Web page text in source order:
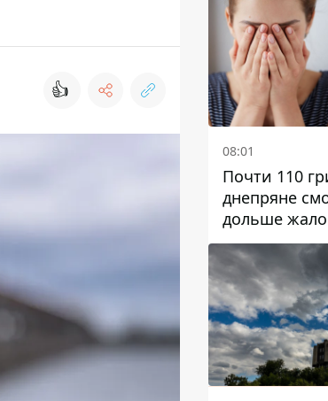
👍
08:01
Почти 110
днепряне
дольше
на воду на